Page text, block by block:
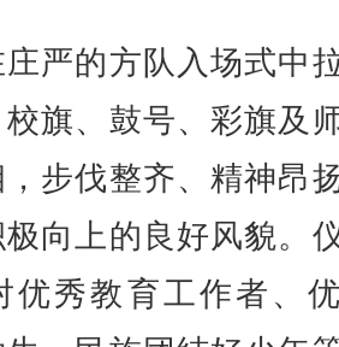
的方队入场式中
旗、鼓号、彩旗及
步伐整齐、精神昂
向上的良好风貌。
优秀教育工作者、